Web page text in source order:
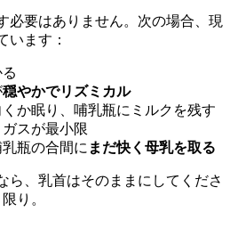
必要はありません。次の場合、現
います：
穏やかでリズミカル
か眠り、哺乳瓶にミルクを残す
ガスが最小限
瓶の合間に まだ快く母乳を取る
ら、乳首はそのままにしてくださ
り。